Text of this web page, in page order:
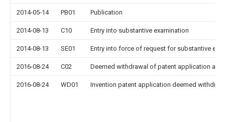
2014-05-14 PB01 Publication
2014-08-13 C10 Entry into substantive examination
2014-08-13 SE01 Entry into force of request for substantive
2016-08-24 C02 Deemed withdrawal of patent application
2016-08-24 WD01 Invention patent application deemed